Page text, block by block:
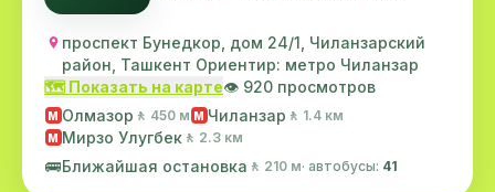
проспект Бунедкор, дом 24/1, Чиланзарский
район, Ташкент Ориентир: метро Чиланзар
🗺️ Показать на карте👁️ 920 просмотров
M Олмазор 🚶 450 м M Чиланзар 🚶 1.4 км
M Мирзо Улугбек 🚶 2.3 км
🚌Ближайшая остановка 🚶 210 м· автобусы: 41